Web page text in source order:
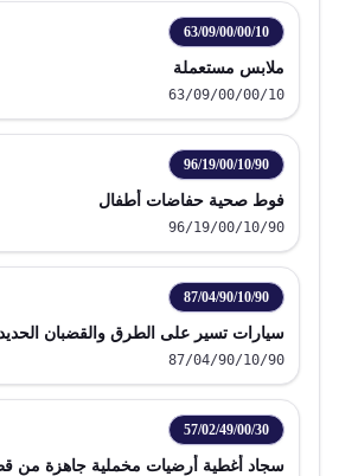
63/09/00/00/10
ملابس مستعملة
63/09/00/00/10
96/19/00/10/90
فوط صحية حفاضات أطفال
96/19/00/10/90
87/04/90/10/90
سيارات تسير على الطرق والقضبان
87/04/90/10/90
57/02/49/00/30
سجاد أغطية أرضيات مخملية جاهزة من